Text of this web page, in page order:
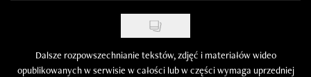
Dalsze rozpowszechnianie tekstów, zdjęć i materiałów wideo
opublikowanych w serwisie w całości lub w części wymaga uprzedniej